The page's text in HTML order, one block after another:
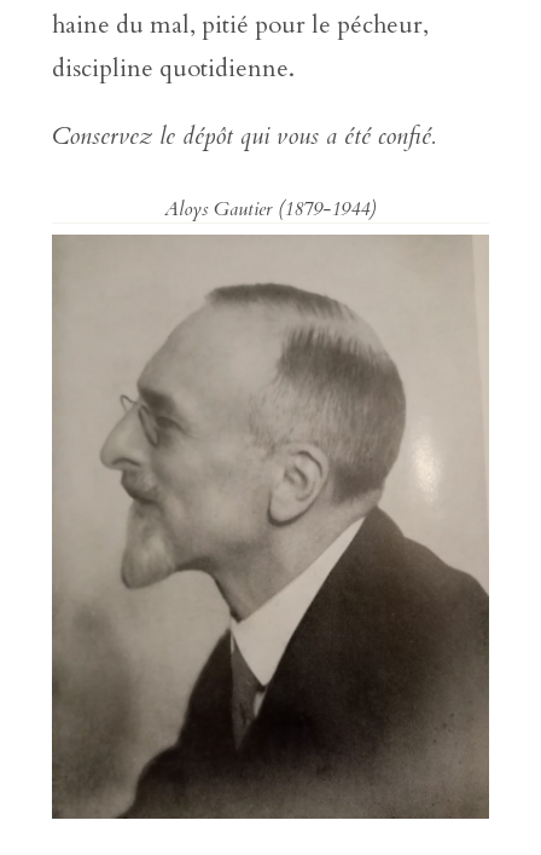
haine du mal, pitié pour le pécheur,
discipline quotidienne.
Conservez le dépôt qui vous a été confié.
Aloys Gautier (1879-1944)